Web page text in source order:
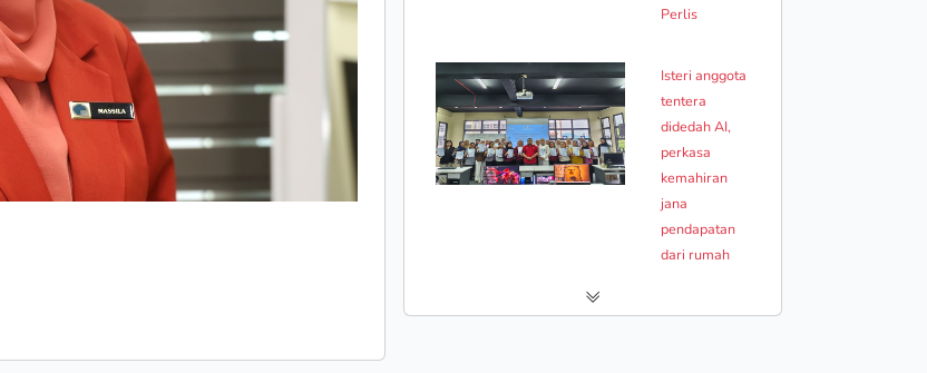
Perlis
Isteri anggota
tentera
didedah AI,
perkasa
kemahiran
jana
pendapatan
dari rumah